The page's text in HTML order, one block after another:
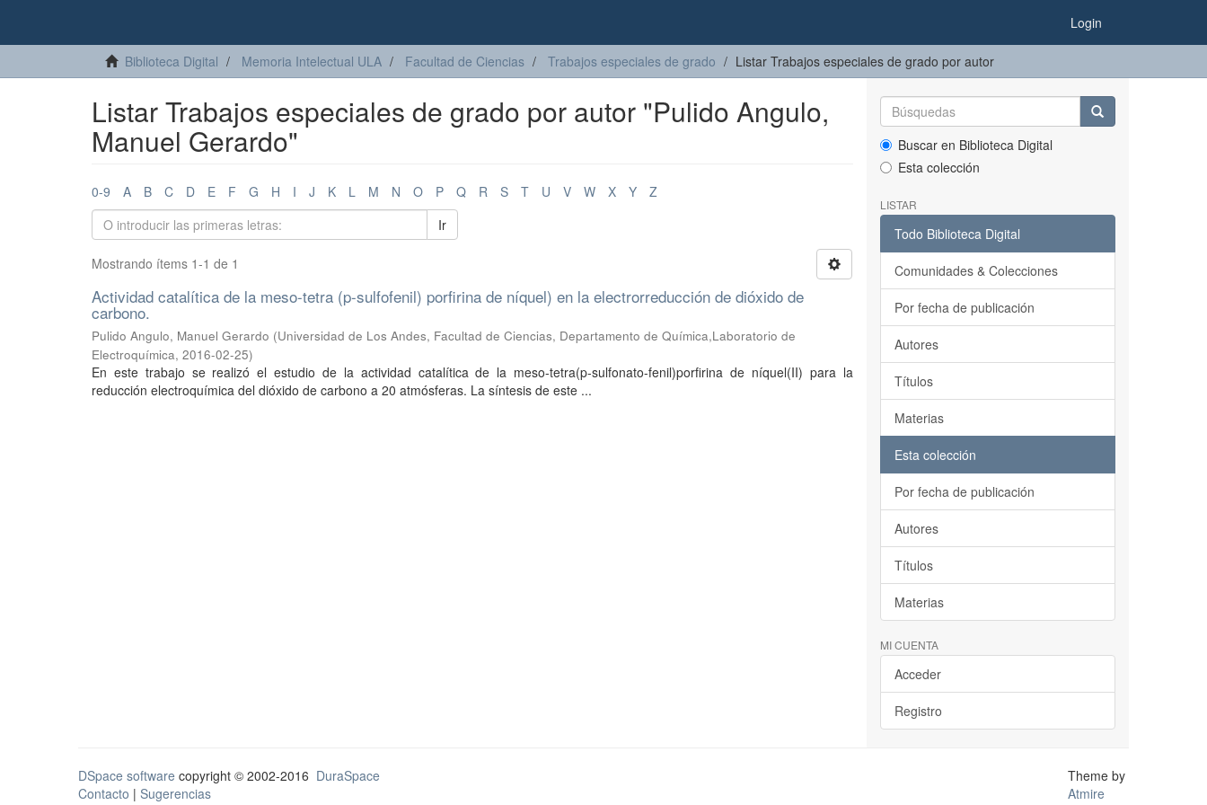
Login
Biblioteca Digital Memoria Intelectual ULA Facultad de Ciencias Trabajos especiales de grado Listar Trabajos especiales de grado por autor
Listar Trabajos especiales de grado por autor "Pulido Angulo,
Manuel Gerardo"
0-9 A B C D E F G H I J K L M N O P Q R S T U V W X Y
Z
Ir
Mostrando ítems 1-1 de 1
Actividad catalítica de la meso-tetra (p-sulfofenil) porfirina de níquel) en la electrorreducción de dióxido de
carbono.
Pulido Angulo, Manuel Gerardo (Universidad de Los Andes, Facultad de Ciencias, Departamento de Química,Laboratorio de
Electroquímica, 2016-02-25)
En este trabajo se realizó el estudio de la actividad catalítica de la meso-tetra(p-sulfonato-fenil)porfirina de níquel(II) para la
reducción electroquímica del dióxido de carbono a 20 atmósferas. La síntesis de este ...
Buscar en Biblioteca Digital
Esta colección
LISTAR
Todo Biblioteca Digital
Comunidades & Colecciones
Por fecha de publicación
Autores
Títulos
Materias
Esta colección
Por fecha de publicación
Autores
Títulos
Materias
MI CUENTA
Acceder
Registro
DSpace software copyright © 2002-2016 DuraSpace
Contacto | Sugerencias
Theme by
Atmire